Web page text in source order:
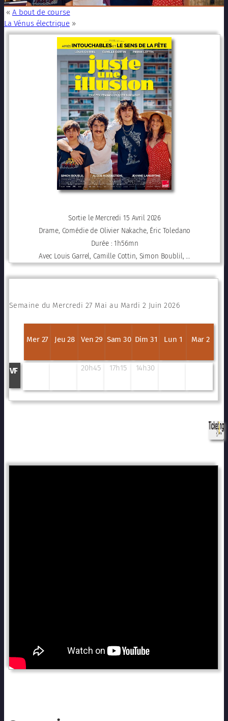
«A bout de course
La Vénus électrique »
Sortie le Mercredi 15 Avril 2026
Drame, Comédie de Olivier Nakache, Éric Toledano
Durée : 1h56mn
Avec Louis Garrel, Camille Cottin, Simon Boublil, …
Semaine du Mercredi 27 Mai au Mardi 2 Juin 2026
Mer 27 Jeu 28 Ven 29 Sam 30 Dim 31 Lun 1 Mar 2
VF 20h45 17h15 14h30